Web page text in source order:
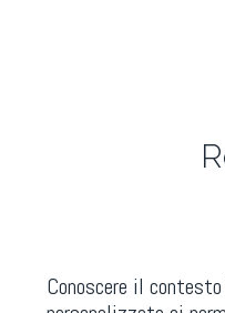
Conoscere il